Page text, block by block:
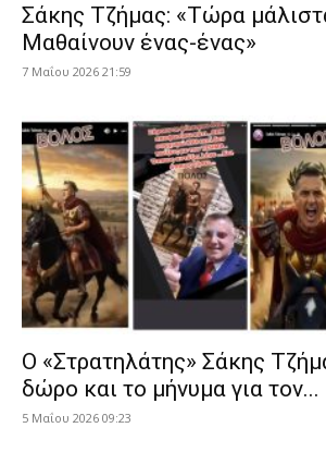
Σάκης Τζήμας: «Τώρα
Μαθαίνουν ένας-ένας»
7 Μαΐου 2026 21:59
Ο «Στρατηλάτης» Σάκης
δώρο και το μήνυμα για τον...
5 Μαΐου 2026 09:23